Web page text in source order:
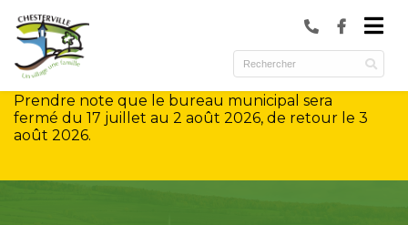
(Municipalité )
(Services )
(Culture et loisirs )
Prendre note que le bureau municipal sera
fermé du 17 juillet au 2 août 2026, de retour le 3
août 2026.